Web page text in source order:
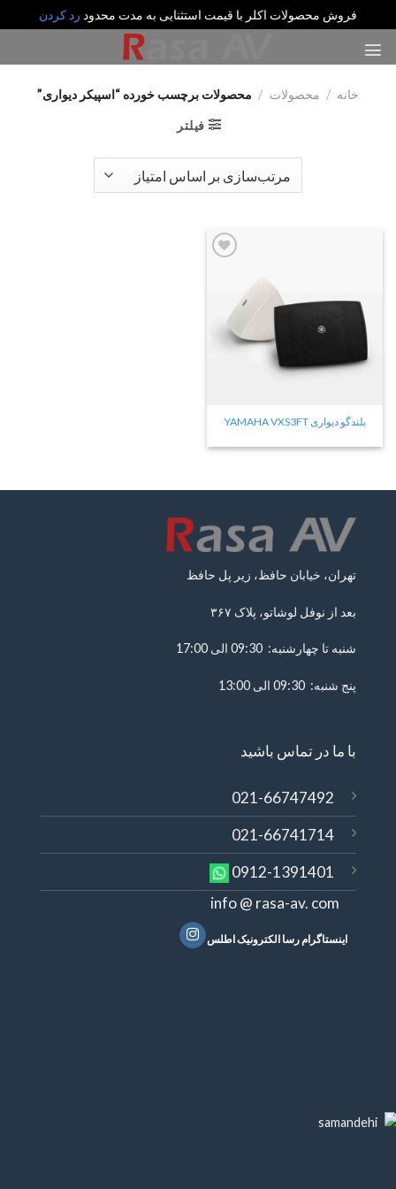
فروش محصولات اکلر با قیمت استثنایی به مدت محدود رد کردن
خانه / محصولات / محصولات برچسب خورده “اسپیکر دیواری”
فیلتر
بلندگو دیواری YAMAHA VXS3FT
تهران، خیابان حافظ، زیر پل حافظ
بعد از نوفل لوشاتو، پلاک ۳۶۷
شنبه تا چهارشنبه: 09:30 الی 17:00
پنج شنبه: 09:30 الی 13:00
با ما در تماس باشید
021-66747492
021-66741714
0912-1391401
info @ rasa-av. com
اینستاگرام رسا الکترونیک اطلس